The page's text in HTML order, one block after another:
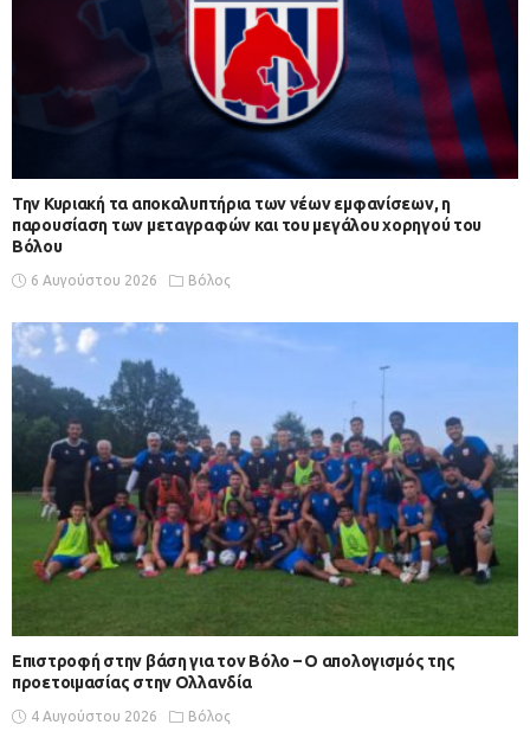
Την Κυριακή τα αποκαλυπτήρια των νέων εμφανίσεων, η
παρουσίαση των μεταγραφών και του μεγάλου χορηγού του
Βόλου
6 Αυγούστου 2026 Βόλος
Επιστροφή στην βάση για τον Βόλο – Ο απολογισμός της
προετοιμασίας στην Ολλανδία
4 Αυγούστου 2026 Βόλος